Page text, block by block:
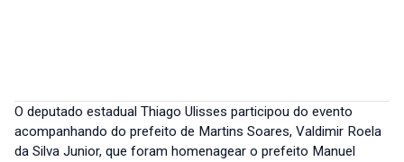
O deputado estadual Thiago Ulisses participou do evento
acompanhando do prefeito de Martins Soares, Valdimir Roela
da Silva Junior, que foram homenagear o prefeito Manuel